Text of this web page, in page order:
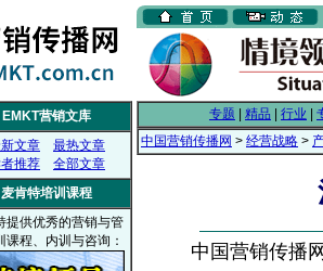
EMKT营销文库
文章
最热文章
推荐
全部文章
麦肯特培训课程
提供优秀的营销与管
课程、内训与咨询：
专题 精品 行业
中国营销传播网 > 经营战略 >
中国营销传播